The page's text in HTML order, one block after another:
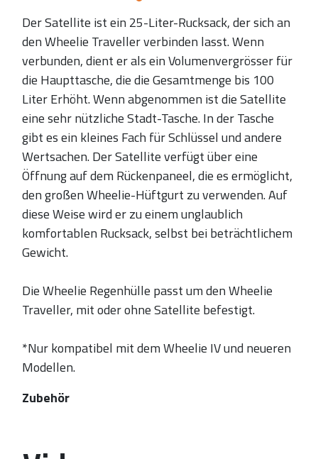
Der Satellite ist ein 25-Liter-Rucksack, der sich an
den Wheelie Traveller verbinden lasst. Wenn
verbunden, dient er als ein Volumenvergrösser für
die Haupttasche, die die Gesamtmenge bis 100
Liter Erhöht. Wenn abgenommen ist die Satellite
eine sehr nützliche Stadt-Tasche. In der Tasche
gibt es ein kleines Fach für Schlüssel und andere
Wertsachen. Der Satellite verfügt über eine
Öffnung auf dem Rückenpaneel, die es ermöglicht,
den großen Wheelie-Hüftgurt zu verwenden. Auf
diese Weise wird er zu einem unglaublich
komfortablen Rucksack, selbst bei beträchtlichem
Gewicht.
Die Wheelie Regenhülle passt um den Wheelie
Traveller, mit oder ohne Satellite befestigt.
*Nur kompatibel mit dem Wheelie IV und neueren
Modellen.
Zubehör